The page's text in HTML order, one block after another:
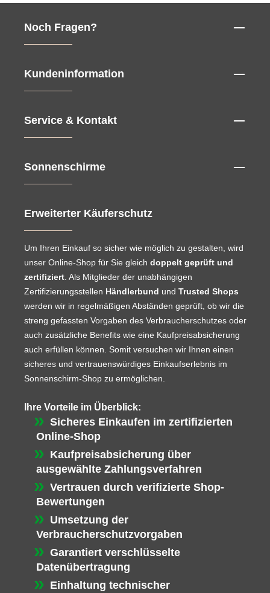
Noch Fragen?
Kundeninformation
Service & Kontakt
Sonnenschirme
Erweiterter Käuferschutz
Um Ihren Einkauf so sicher wie möglich zu gestalten, wird
unser Online-Shop für Sie gleich doppelt geprüft und
zertifiziert. Als Mitglieder der unabhängigen
Zertifizierungsstellen Händlerbund und Trusted Shops
werden wir in regelmäßigen Abständen geprüft, ob wir die
streng gefassten Vorgaben des Verbraucherschutzes oder
auch zusätzliche Benefits wie eine Kaufpreisabsicherung
auch erfüllen können. Somit versuchen wir Ihnen einen
sicheres und vertrauenswürdiges Einkaufserlebnis im
Sonnenschirm-Shop zu ermöglichen.
Ihre Vorteile im Überblick:
Sicheres Einkaufen im zertifizierten
Online-Shop
Kaufpreisabsicherung über
ausgewählte Zahlungsverfahren
Vertrauen durch verifizierte Shop-
Bewertungen
Umsetzung der
Verbraucherschutzvorgaben
Garantiert verschlüsselte
Datenübertragung
Einhaltung technischer